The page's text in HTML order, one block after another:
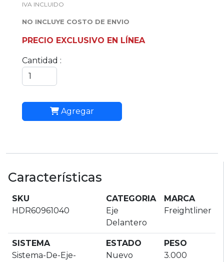
IVA INCLUIDO
NO INCLUYE COSTO DE ENVIO
PRECIO EXCLUSIVO EN LÍNEA
Cantidad :
Agregar
Características
SKU
HDR60961040
CATEGORIA
Eje
Delantero
MARCA
Freightliner
SISTEMA
Sistema-De-Eje-
ESTADO
Nuevo
PESO
3.000